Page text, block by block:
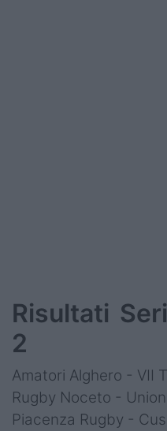
Risultati
2
Amatori Alghero - VII
Rugby Noceto -
Piacenza Rugby -